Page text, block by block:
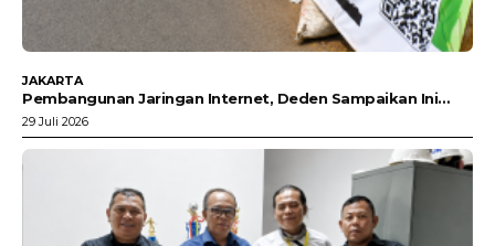
JAKARTA
Pembangunan Jaringan Internet, Deden Sampaikan Ini…
29 Juli 2026